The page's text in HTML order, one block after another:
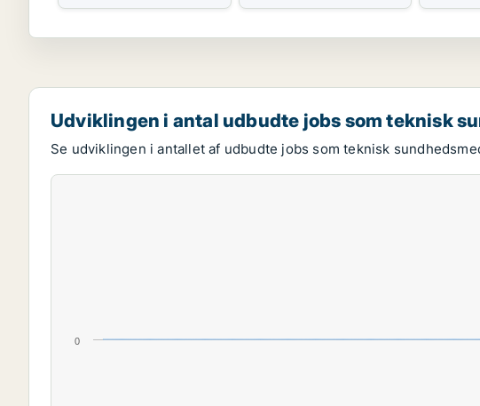
Udviklingen i antal udbudte jobs som teknisk
Se udviklingen i antallet af udbudte jobs som teknisk
0